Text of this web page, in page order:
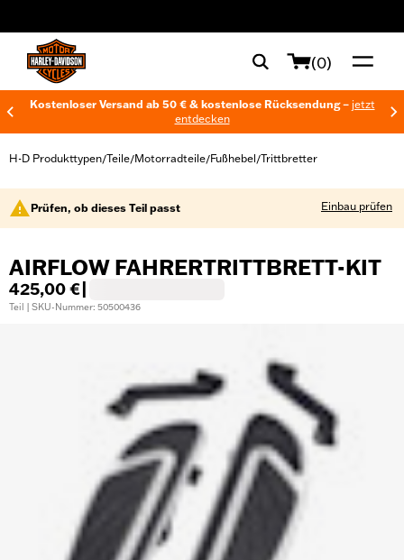
(0)
Kostenloser Versand ab 50 € & kostenlose Rücksendung – jetzt
entdecken
H-D Produkttypen/Teile/Motorradteile/Fußhebel/Trittbretter
Prüfen, ob dieses Teil passt Einbau prüfen
AIRFLOW FAHRERTRITTBRETT-KIT
425,00 €
Teil | SKU-Nummer: 50500436